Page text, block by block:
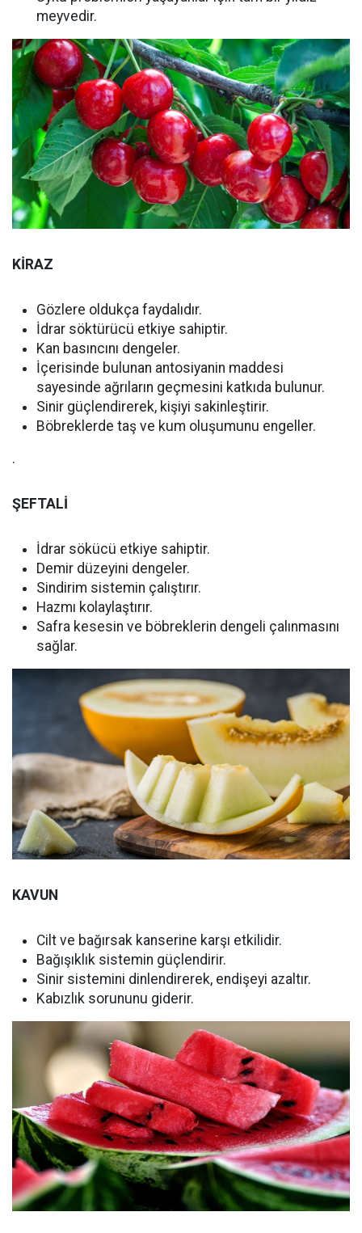
meyvedir.
KİRAZ
Gözlere oldukça faydalıdır.
İdrar söktürücü etkiye sahiptir.
Kan basıncını dengeler.
İçerisinde bulunan antosiyanin maddesi
sayesinde ağrıların geçmesini katkıda bulunur.
Sinir güçlendirerek, kişiyi sakinleştirir.
Böbreklerde taş ve kum oluşumunu engeller.
.
ŞEFTALİ
İdrar sökücü etkiye sahiptir.
Demir düzeyini dengeler.
Sindirim sistemin çalıştırır.
Hazmı kolaylaştırır.
Safra kesesin ve böbreklerin dengeli çalınmasını
sağlar.
KAVUN
Cilt ve bağırsak kanserine karşı etkilidir.
Bağışıklık sistemin güçlendirir.
Sinir sistemini dinlendirerek, endişeyi azaltır.
Kabızlık sorununu giderir.